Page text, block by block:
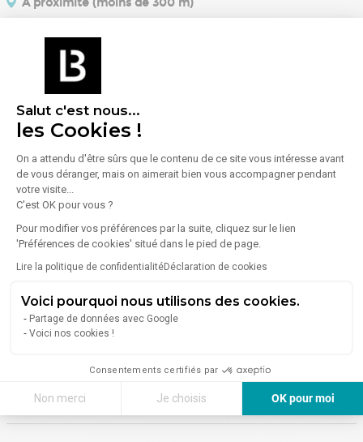
Salut c'est nous...
les Cookies !
On a attendu d'être sûrs que le contenu de ce site vous intéresse avant
de vous déranger, mais on aimerait bien vous accompagner pendant
votre visite...
C'est OK pour vous ?
Pour modifier vos préférences par la suite, cliquez sur le lien
'Préférences de cookies' situé dans le pied de page.
Lire la politique de confidentialitéDéclaration de cookies
Voici pourquoi nous utilisons des cookies.
Partage de données avec Google
Voici nos cookies !
Consentements certifiés par
Non merci Je choisis
OK pour moi
Axeptio consent
Plateforme de Gestion du Consentement : Personnalisez vos Options
À proximité (moins de 300 m)
3 Restaurants
En savoir plus sur le quartier
Énergie
Diagnostic de performance énergétique (DPE)
Consommation (énergie primaire) : Non communiqué
Indice d'émission de gaz à effet de serre (GES)
Émissions :Non communiqué
En savoir plus sur le bien